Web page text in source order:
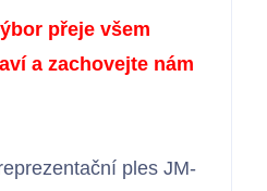
přeje všem
a zachovejte nám
ples JM-